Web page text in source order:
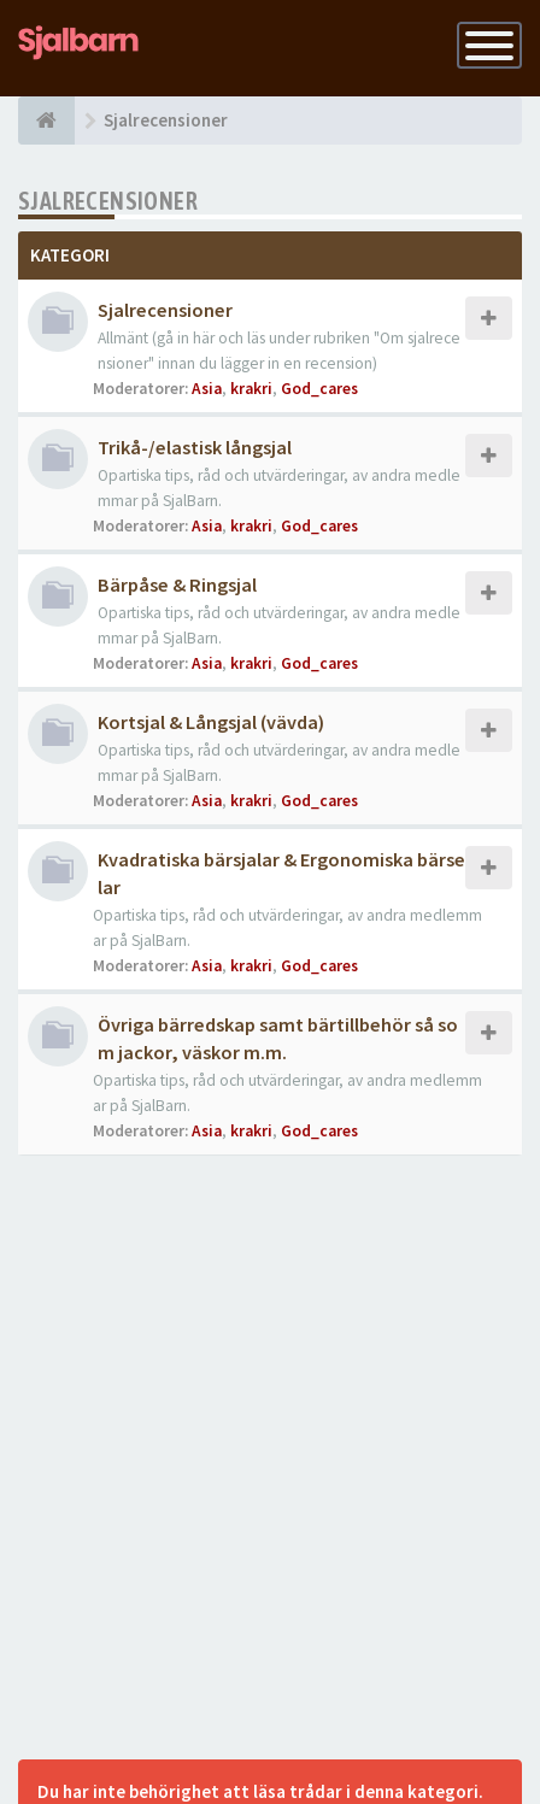
Slå
på
Sjalrecensioner
SJALRECENSIONER
KATEGORI
Sjalrecensioner
Allmänt (gå in här och läs under rubriken "Om sjalrece
nsioner" innan du lägger in en recension)
Moderatorer:Asia, krakri, God_cares
Trikå-/elastisk långsjal
Opartiska tips, råd och utvärderingar, av andra medle
mmar på SjalBarn.
Moderatorer:Asia, krakri, God_cares
Bärpåse & Ringsjal
Opartiska tips, råd och utvärderingar, av andra medle
mmar på SjalBarn.
Moderatorer:Asia, krakri, God_cares
Kortsjal & Långsjal (vävda)
Opartiska tips, råd och utvärderingar, av andra medle
mmar på SjalBarn.
Moderatorer:Asia, krakri, God_cares
Kvadratiska bärsjalar & Ergonomiska bärse
lar
Opartiska tips, råd och utvärderingar, av andra medlemm
ar på SjalBarn.
Moderatorer:Asia, krakri, God_cares
Övriga bärredskap samt bärtillbehör så so
m jackor, väskor m.m.
Opartiska tips, råd och utvärderingar, av andra medlemm
ar på SjalBarn.
Moderatorer:Asia, krakri, God_cares
Du har inte behörighet att läsa trådar i denna kategori.